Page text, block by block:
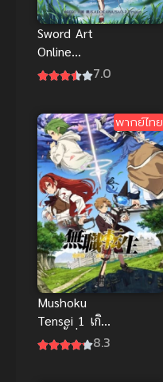
Sword Art
Online
Progressive
Aria
ท่วงทำนอง
ราตรีไร้ดารา
พากย์ไทย
7.0
พากย์ไทย
Mushoku
Tensei 1 เกิด
ชาตินี้พี่ต้อง8.3